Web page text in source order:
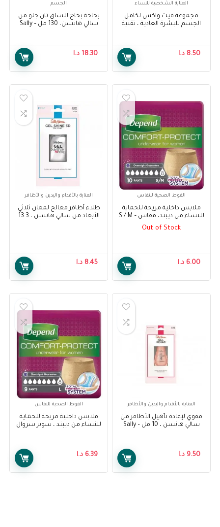
العناية الشخصية للنساء
مجموعة فيت واكس لكامل
الجسم للبشرة العادية ، تقنية
Normal Skin, Easy-Gelwax
Technology 20 strips8.50 د.ا
الجسم
بخاخة بخاخ للساق تان جلو من
سالي هانسن، 130 مل – Sally
18.30 د.ا
الفوط الصحية للنفاس
ملابس داخلية مريحة للحماية
للنساء من ديبند، مقاس S / M –
Depend Comfort Protect
Out of Stock
6.00 د.ا
العناية بالأقدام واليدين والأظافر
طلاء أظافر معالج لمعان ثلاثي
الأبعاد من سالي هانسن ، 13.3
8.45 د.ا
العناية بالأقدام واليدين والأظافر
مقوي لإعادة تأهيل الأظافر من
سالي هانسن ، 10 مل – Sally
9.50 د.ا
الفوط الصحية للنفاس
ملابس داخلية مريحة للحماية
للنساء من ديبند ، سوبر سروال
for Women, Super Pants for
Female Large, 9 pcs6.39 د.ا